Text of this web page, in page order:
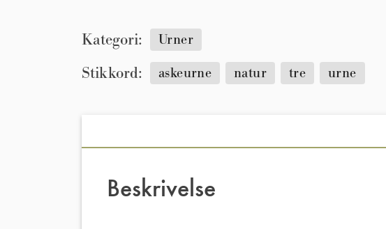
Kategori: Urner
Stikkord: askeurne natur tre urne
Beskrivelse